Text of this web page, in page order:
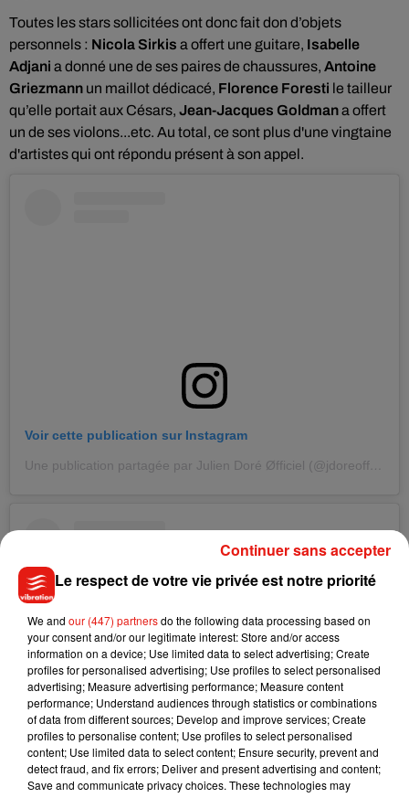
Toutes les stars sollicitéesont donc fait don d’objets
personnels : Nicola Sirkis a offert une guitare, Isabelle
Adjani a donné une de ses paires de chaussures, Antoine
Griezmann un maillot dédicacé, Florence Foresti le tailleur
qu’elle portait aux Césars, Jean-Jacques Goldmana offert
un de ses violons...etc. Au total, ce sont plus d'une vingtaine
d'artistes qui ont répondu présent à son appel.
Voir cette publication sur Instagram
Voir cette publication sur Instagram
Le respect de votre vie privée est notre priorité
We and our (447) partnersdo the following data processing based on
your consent and/or our legitimate interest: Store and/or access
information on a device; Use limited data to select advertising; Create
profiles for personalised advertising; Use profiles to select personalised
advertising; Measure advertising performance; Measure content
performance; Understand audiences through statistics or combinations
of data from different sources; Develop and improve services; Create
profiles to personalise content; Use profiles to select personalised
content; Use limited data to select content; Ensure security, prevent and
detect fraud, and fix errors; Deliver and present advertising and content;
Save and communicate privacy choices. These technologies may
Continuer sans accepter